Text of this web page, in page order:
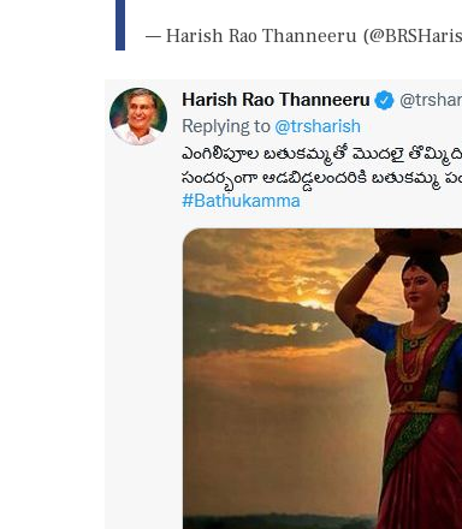
— Harish Rao Thanneeru